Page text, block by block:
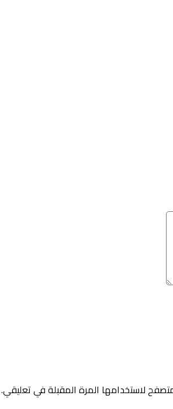
لاستخدامها المرة المقبلة في تعليقي.